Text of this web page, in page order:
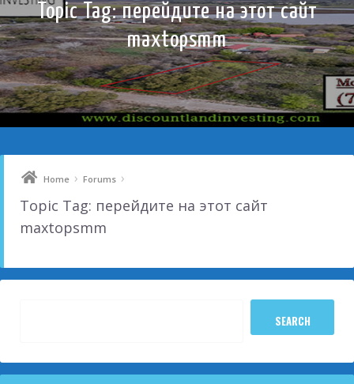
Topic Tag: перейдите на этот сайт
maxtopsmm
Home › Forums ›
Topic Tag: перейдите на этот сайт
maxtopsmm